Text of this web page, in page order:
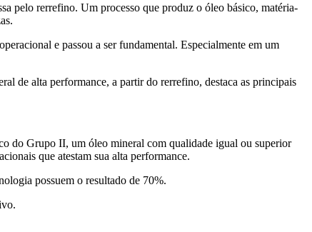
pelo rerrefino. Um processo que produz o óleo básico, matéria-
e passou a ser fundamental. Especialmente em um
de alta performance, a partir do rerrefino, destaca as principais
do Grupo II, um óleo mineral com qualidade igual ou superior
que atestam sua alta performance.
possuem o resultado de 70%.